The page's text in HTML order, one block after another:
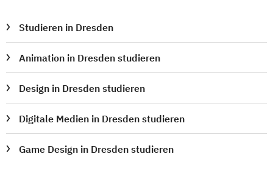
Studieren in Dresden
Animation in Dresden studieren
Design in Dresden studieren
Digitale Medien in Dresden studieren
Game Design in Dresden studieren